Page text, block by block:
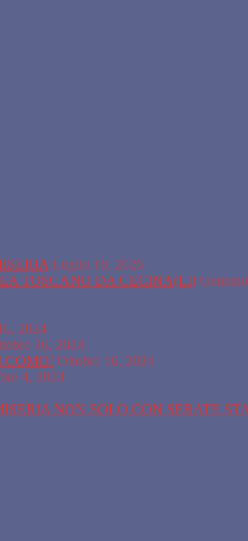
Luglio 16, 2026
TOSCANO DA CECINA(LI)
2024
16, 2024
COMO! Ottobre 16, 2024
4, 2024
NON SOLO CON SERATE